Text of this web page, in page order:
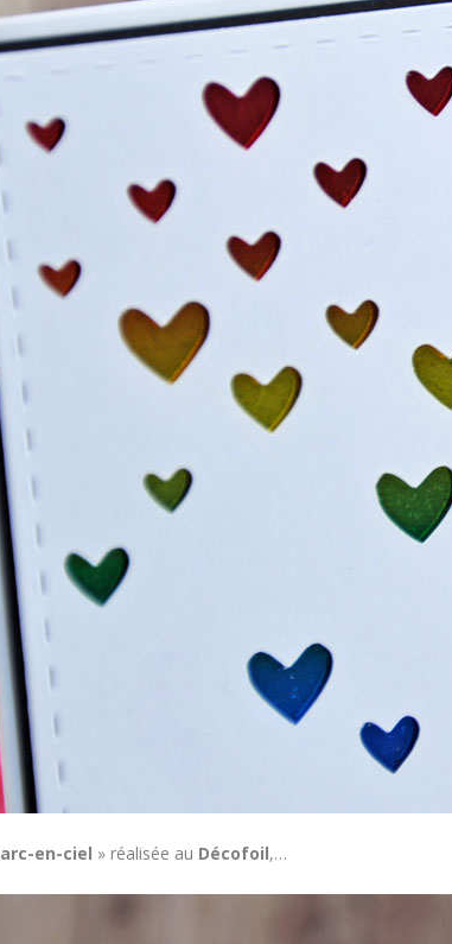
arc-en-ciel » réalisée au Décofoil,…